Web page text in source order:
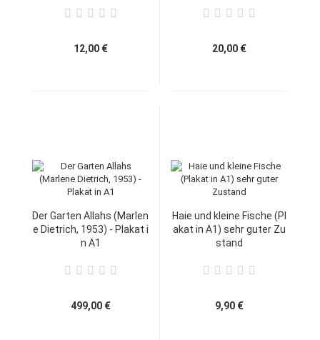
12,00 € 20,00 €
Der Garten Allahs (Marlen
e Dietrich, 1953) - Plakat i
n A1
499,00 €
Haie und kleine Fische (Pl
akat in A1) sehr guter Zu
stand
9,90 €